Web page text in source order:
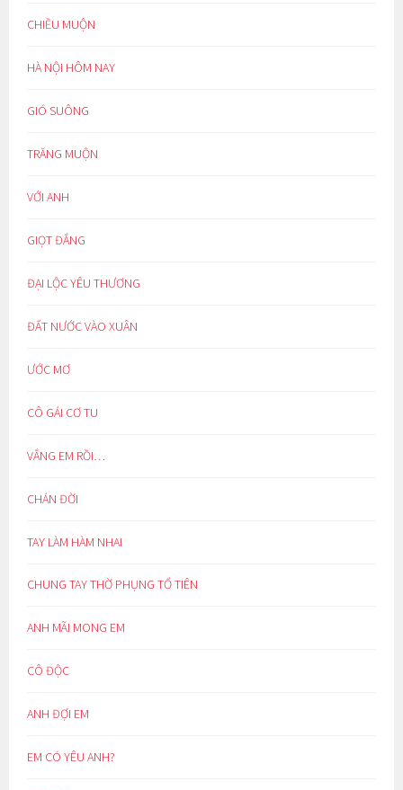
CHIỀU MUỘN
HÀ NỘI HÔM NAY
GIÓ SUÔNG
TRĂNG MUỘN
VỚI ANH
GIỌT ĐẮNG
ĐẠI LỘC YÊU THƯƠNG
ĐẤT NƯỚC VÀO XUÂN
ƯỚC MƠ
CÔ GÁI CƠ TU
VẮNG EM RỒI…
CHÁN ĐỜI
TAY LÀM HÀM NHAI
CHUNG TAY THỜ PHỤNG TỔ TIÊN
ANH MÃI MONG EM
CÔ ĐỘC
ANH ĐỢI EM
EM CÓ YÊU ANH?